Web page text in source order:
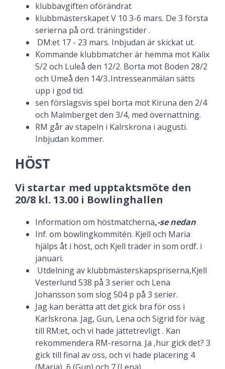
klubbavgiften oförändrat
klubbmästerskapet V 10 3-6 mars. De 3 första
serierna på ord. träningstider .
DM:et 17 - 23 mars. Inbjudan är skickat ut.
Kommande klubbmatcher är hemma mot Kalix
5/2 och Luleå den 12/2. Borta mot Boden 28/2
och Umeå den 14/3..Intresseanmälan sätts
upp i god tid.
sen förslagsvis spel borta mot Kiruna den 2/4
och Malmberget den 3/4, med övernattning.
RM går av stapeln i Kalrskrona i augusti.
Inbjudan kommer.
HÖST
Vi startar med upptaktsmöte den
20/8 kl. 13.00 i Bowlinghallen
Information om höstmatcherna,-se nedan
Inf. om bowlingkommitén. Kjell och Maria
hjälps åt i höst, och Kjell träder in som ordf. i
januari.
Utdelning av klubbmästerskapspriserna,Kjell
Vesterlund 538 på 3 serier och Lena
Johansson som slog 504 p på 3 serier.
Jag kan berätta att det gick bra för oss i
Karlskrona. Jag, Gun, Lena och Sigrid för iväg
till RM:et, och vi hade jättetrevligt . Kan
rekommendera RM-resorna. Ja ,hur gick det? 3
gick till final av oss, och vi hade placering 4